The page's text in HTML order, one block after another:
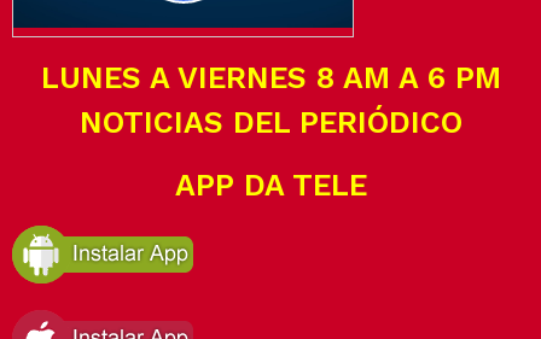
LUNES A VIERNES 8 AM A 6 PM
NOTICIAS DEL PERIÓDICO
APP DA TELE